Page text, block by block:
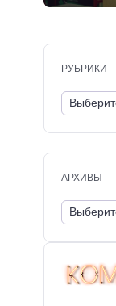
РУБРИКИ
АРХИВЫ